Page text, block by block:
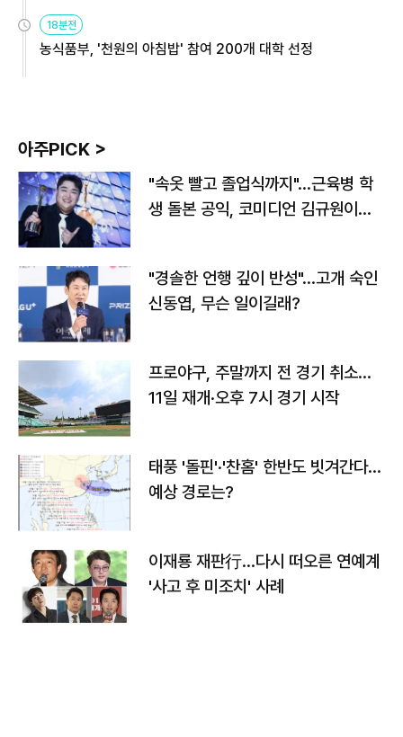
원
18분전
농식품부, '천원의 아침밥' 참여 200개 대학 선정
아주PICK >
"속옷 빨고 졸업식까지"…근육병 학
생 돌본 공익, 코미디언 김규원이었
"경솔한 언행 깊이 반성"…고개 숙인
신동엽, 무슨 일이길래?
프로야구, 주말까지 전 경기 취소…
11일 재개·오후 7시 경기 시작
태풍 '돌핀'·'찬홈' 한반도 빗겨간다…
예상 경로는?
이재룡 재판行…다시 떠오른 연예계
'사고 후 미조치' 사례